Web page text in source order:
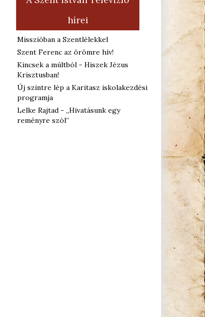
hírei
Misszióban a Szentlélekkel
Szent Ferenc az örömre hív!
Kincsek a múltból - Hiszek Jézus
Krisztusban!
Új szintre lép a Karitasz iskolakezdési
programja
Lelke Rajtad - „Hivatásunk egy
reményre szól”